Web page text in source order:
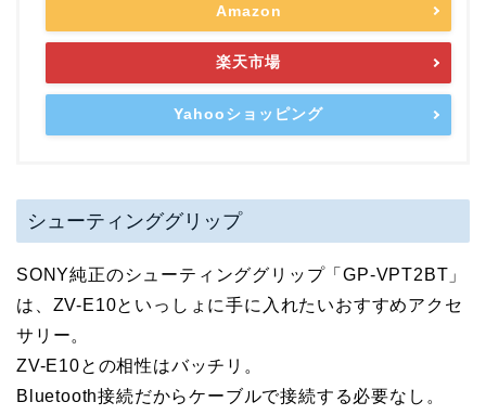
Amazon
楽天市場
Yahooショッピング
シューティンググリップ
SONY純正のシューティンググリップ「GP-VPT2BT」
は、ZV-E10といっしょに手に入れたいおすすめアクセ
サリー。
ZV-E10との相性はバッチリ。
Bluetooth接続だからケーブルで接続する必要なし。